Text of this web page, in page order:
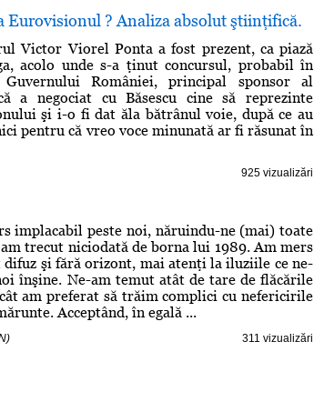
Eurovisionul ? Analiza absolut ştiinţifică.
Victor Viorel Ponta a fost prezent, ca piază
acolo unde s-a ţinut concursul, probabil în
României, principal sponsor al
a negociat cu Băsescu cine să reprezinte
şi i-o fi dat ăla bătrânul voie, după ce au
pentru că vreo voce minunată ar fi răsunat în
925 vizualizări
implacabil peste noi, năruindu-ne (mai) toate
trecut niciodată de borna lui 1989. Am mers
difuz şi fără orizont, mai atenţi la iluziile ce ne-
înşine. Ne-am temut atât de tare de flăcările
am preferat să trăim complici cu nefericirile
Acceptând, în egală ...
311 vizualizări